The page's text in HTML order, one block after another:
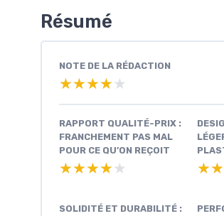
Résumé
NOTE DE LA RÉDACTION
★★★★★
★★★★★
RAPPORT QUALITÉ-PRIX :
FRANCHEMENT PAS MAL
POUR CE QU’ON REÇOIT
★★★★★
★★★★★
SOLIDITÉ ET DURABILITÉ :